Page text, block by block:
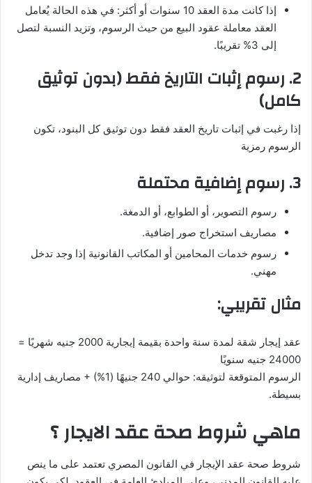
إذا كانت مدة العقد 10 سنوات أو أكثر: في هذه الحالة يُعامل
العقد معاملة عقود البيع من حيث الرسوم، وتزيد النسبة لتصل
إلى 3% تقريبًا.
2. رسوم إثبات التاريخ فقط (بدون توثيق
كامل)
إذا رغبت في إثبات تاريخ العقد فقط دون توثيق كل البنود، تكون
الرسوم رمزية
3. رسوم إضافية محتملة
رسوم التصوير، أو الطوابع، أو الدمغة.
مصاريف استخراج صور إضافية.
رسوم خدمات المحامين أو المكاتب القانونية إذا وجد تدخل
مهني.
مثال تقريبي:
عقد إيجار شقة لمدة سنة واحدة بقيمة إيجارية 2000 جنيه شهريًا =
24000 جنيه سنويًا
الرسوم المتوقعة لتوثيقه: حوالي 240 جنيهًا (1%) + مصاريف إدارية
بسيطة.
ماهي شروط صحة عقد الايجار ؟
شروط صحة عقد الإيجار في القانون المصري تعتمد على ما ينص